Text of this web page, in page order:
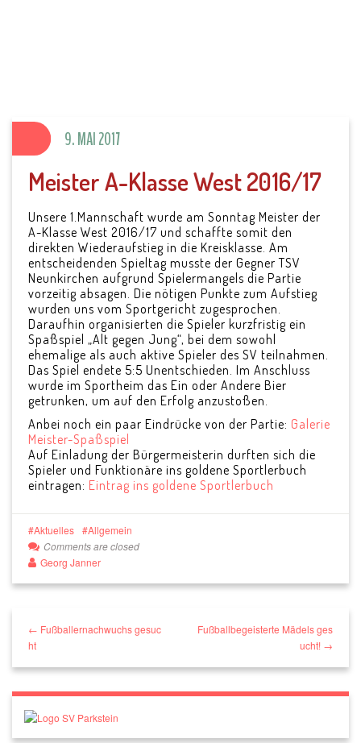
Meister A-Klasse West 2016/17
Unsere 1.Mannschaft wurde am Sonntag Meister der
A-Klasse West 2016/17 und schaffte somit den
direkten Wiederaufstieg in die Kreisklasse. Am
entscheidenden Spieltag musste der Gegner TSV
Neunkirchen aufgrund Spielermangels die Partie
vorzeitig absagen. Die nötigen Punkte zum Aufstieg
wurden uns vom Sportgericht zugesprochen.
Daraufhin organisierten die Spieler kurzfristig ein
Spaßspiel „Alt gegen Jung“, bei dem sowohl
ehemalige als auch aktive Spieler des SV teilnahmen.
Das Spiel endete 5:5 Unentschieden. Im Anschluss
wurde im Sportheim das Ein oder Andere Bier
getrunken, um auf den Erfolg anzustoßen.
Anbei noch ein paar Eindrücke von der Partie: Galerie
Meister-Spaßspiel
Auf Einladung der Bürgermeisterin durften sich die
Spieler und Funktionäre ins goldene Sportlerbuch
eintragen: Eintrag ins goldene Sportlerbuch
9. MAI 2017
Aktuelles
Allgemein
Comments are closed
Georg Janner
← Fußballernachwuchs gesuc
ht
Fußballbegeisterte Mädels ges
ucht! →